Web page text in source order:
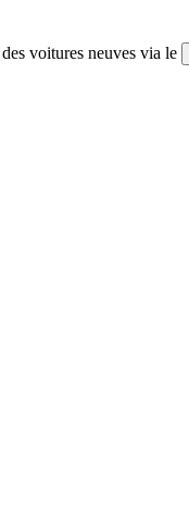
voitures neuves via le